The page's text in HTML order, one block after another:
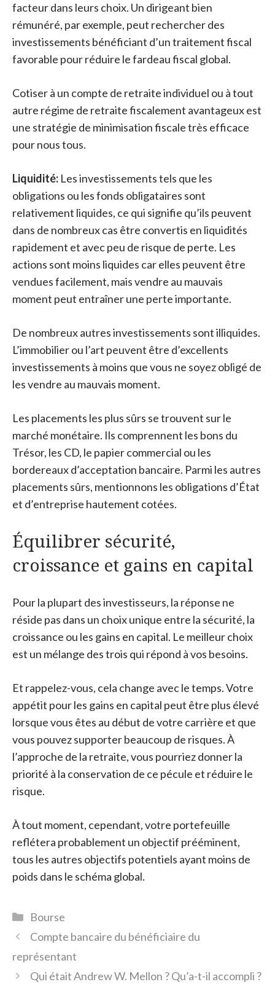
facteur dans leurs choix. Un dirigeant bien
rémunéré, par exemple, peut rechercher des
investissements bénéficiant d’un traitement fiscal
favorable pour réduire le fardeau fiscal global.
Cotiser à un compte de retraite individuel ou à tout
autre régime de retraite fiscalement avantageux est
une stratégie de minimisation fiscale très efficace
pour nous tous.
Liquidité: Les investissements tels que les
obligations ou les fonds obligataires sont
relativement liquides, ce qui signifie qu’ils peuvent
dans de nombreux cas être convertis en liquidités
rapidement et avec peu de risque de perte. Les
actions sont moins liquides car elles peuvent être
vendues facilement, mais vendre au mauvais
moment peut entraîner une perte importante.
De nombreux autres investissements sont illiquides.
L’immobilier ou l’art peuvent être d’excellents
investissements à moins que vous ne soyez obligé de
les vendre au mauvais moment.
Les placements les plus sûrs se trouvent sur le
marché monétaire. Ils comprennent les bons du
Trésor, les CD, le papier commercial ou les
bordereaux d’acceptation bancaire. Parmi les autres
placements sûrs, mentionnons les obligations d’État
et d’entreprise hautement cotées.
Équilibrer sécurité,
croissance et gains en capital
Pour la plupart des investisseurs, la réponse ne
réside pas dans un choix unique entre la sécurité, la
croissance ou les gains en capital. Le meilleur choix
est un mélange des trois qui répond à vos besoins.
Et rappelez-vous, cela change avec le temps. Votre
appétit pour les gains en capital peut être plus élevé
lorsque vous êtes au début de votre carrière et que
vous pouvez supporter beaucoup de risques. À
l’approche de la retraite, vous pourriez donner la
priorité à la conservation de ce pécule et réduire le
risque.
À tout moment, cependant, votre portefeuille
reflétera probablement un objectif prééminent,
tous les autres objectifs potentiels ayant moins de
poids dans le schéma global.
Catégories
Bourse
Compte bancaire du bénéficiaire du
représentant
Qui était Andrew W. Mellon ? Qu’a-t-il accompli ?